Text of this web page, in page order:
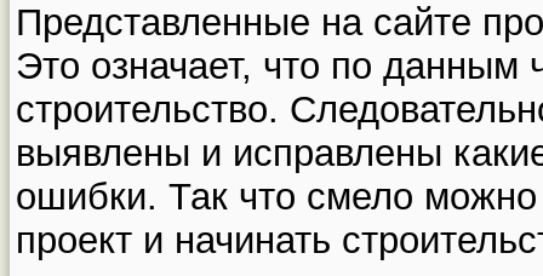
Представленные на сайте
Это означает, что по
строительство.
выявлены и исправлены
ошибки. Так что смело
проект и начинать